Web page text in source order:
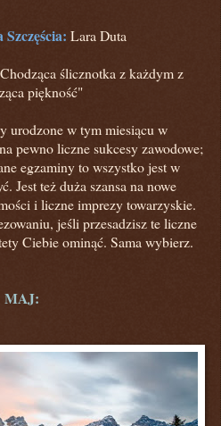
Lara Duta
ślicznotka z każdym z
piękność"
urodzone w tym miesiącu w
pewno liczne sukcesy zawodowe;
egzaminy to wszystko jest w
Jest też duża szansa na nowe
i liczne imprezy towarzyskie.
jeśli przesadzisz te liczne
Ciebie ominąć. Sama wybierz.
MAJ: